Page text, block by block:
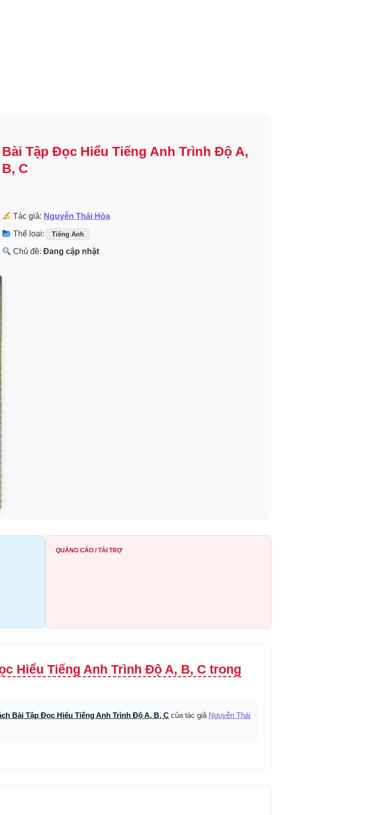
Bài Tập Đọc Hiểu Tiếng Anh Trình Độ A,
B, C
Tác giả: Nguyễn Thái Hòa
Thể loại: Tiếng Anh
Chủ đề:Đang cập nhật
QUẢNG CÁO / TÀI TRỢ
Hiểu Tiếng Anh Trình Độ A, B, C trong
Bài Tập Đọc Hiểu Tiếng Anh Trình Độ A, B, C của tác giả Nguyễn Thái